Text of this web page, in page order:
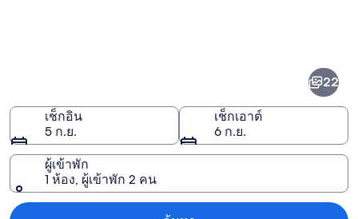
22
เช็กอิน
5 ก.ย.
เช็กเอาต์
6 ก.ย.
ผู้เข้าพัก
1 ห้อง, ผู้เข้าพัก 2 คน